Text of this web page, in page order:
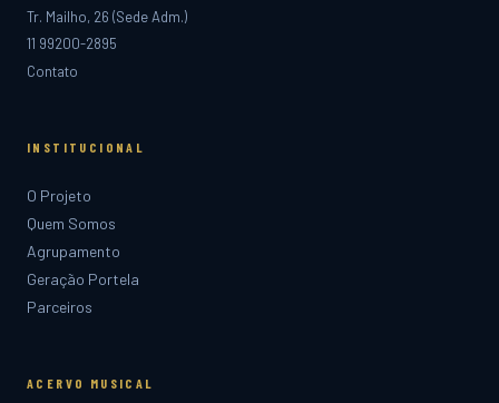
Tr. Mailho, 26 (Sede Adm.)
11 99200-2895
Contato
INSTITUCIONAL
O Projeto
Quem Somos
Agrupamento
Geração Portela
Parceiros
ACERVO MUSICAL